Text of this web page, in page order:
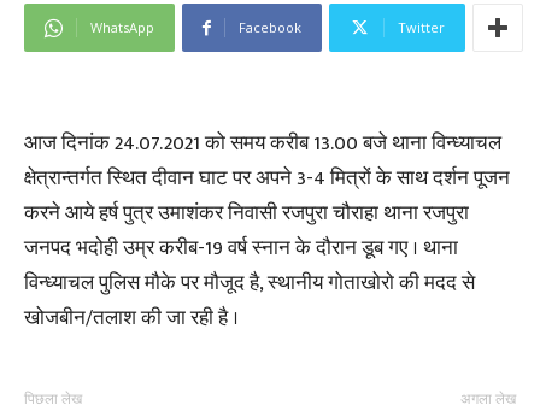
WhatsApp Facebook Twitter
आज दिनांक 24.07.2021 को समय करीब 13.00 बजे थाना विन्ध्याचल
क्षेत्रान्तर्गत स्थित दीवान घाट पर अपने 3-4 मित्रों के साथ दर्शन पूजन
करने आये हर्ष पुत्र उमाशंकर निवासी रजपुरा चौराहा थाना रजपुरा
जनपद भदोही उम्र करीब-19 वर्ष स्नान के दौरान डूब गए । थाना
विन्ध्याचल पुलिस मौके पर मौजूद है, स्थानीय गोताखोरो की मदद से
खोजबीन/तलाश की जा रही है ।
पिछला लेख अगला लेख